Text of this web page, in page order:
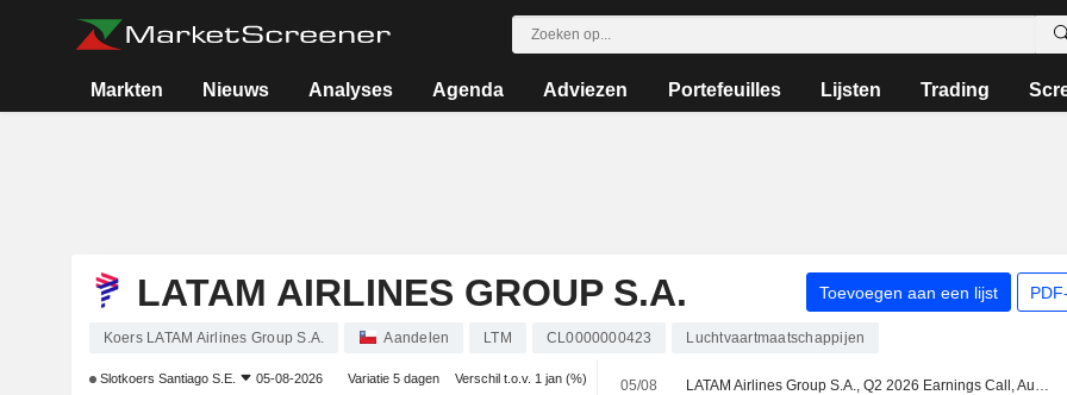
Markten Nieuws Analyses Agenda Adviezen Portefeuilles Lijsten Trading
LATAM AIRLINES GROUP S.A. Toevoegen aan een lijst
Koers LATAM Airlines Group S.A. Aandelen LTM CL0000000423 Luchtvaartmaatschappijen
Slotkoers Santiago S.E. 05-08-2026 Variatie 5 dagen Verschil t.o.v. 1 jan (%) 05/08 LATAM Airlines Group S.A., Q2 2026 Earnings Call, Aug 05, 2026